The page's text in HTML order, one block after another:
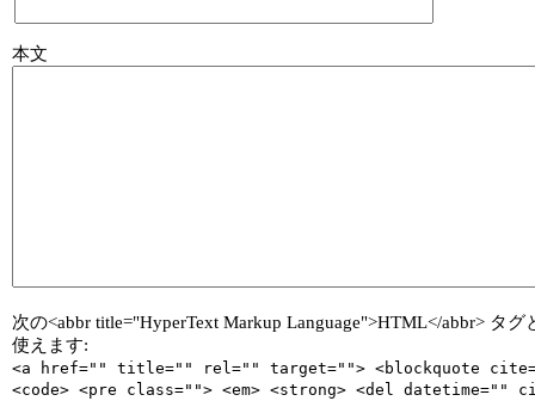
本文
次の<abbr title="HyperText Markup Language">HTML</abbr> タグ
使えます:
<a href="" title="" rel="" target=""> <blockquote
<code> <pre class=""> <em> <strong> <del datetime=""